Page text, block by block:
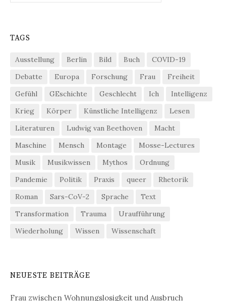
TAGS
Ausstellung Berlin Bild Buch
COVID-19
Debatte
Europa Forschung Frau
Freiheit
Gefühl
GEschichte Geschlecht Ich
Intelligenz
Krieg
Körper Künstliche Intelligenz
Lesen
Literaturen
Ludwig van Beethoven
Macht
Maschine
Mensch Montage
Mosse-Lectures
Musik
Musikwissen Mythos
Ordnung
Pandemie
Politik Praxis queer
Rhetorik
Roman
Sars-CoV-2 Sprache
Text
Transformation
Trauma
Uraufführung
Wiederholung
Wissen Wissenschaft
NEUESTE BEITRÄGE
Frau zwischen Wohnungslosigkeit und Ausbruch